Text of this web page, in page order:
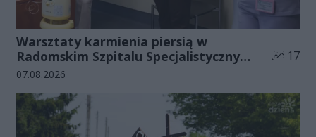
Warsztaty karmienia piersią w
Radomskim Szpitalu Specjalistycznym
(zdjęcia)
Liczba
17
Data dodania galerii:
07.08.2026